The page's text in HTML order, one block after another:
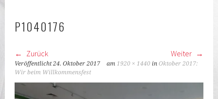
P1040176
Zurück Weiter
Veröffentlicht24. Oktober 2017 am 1920 × 1440 inOktober 2017:
Wir beim Willkommensfest